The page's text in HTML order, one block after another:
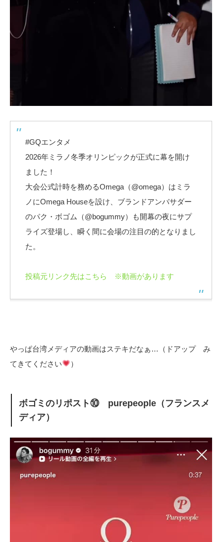
#GQエンタメ
2026年ミラノ冬季オリンピックが正式に幕を開け
ました！
大会公式計時を務めるOmega（@omega）はミラ
ノにOmega Houseを設け、ブランドアンバサダー
のパク・ボゴム（@bogummy）も開幕の夜にサプ
ライズ登場し、瞬く間に会場の注目の的となりまし
た。
投稿元リンク先はこちら ※動画があります
やっぱ台湾メディアの動画はステキだなぁ…（ドアップ み
てきてください
）
ボゴミのリポスト⑩ purepeople（フランスメ
ディア）